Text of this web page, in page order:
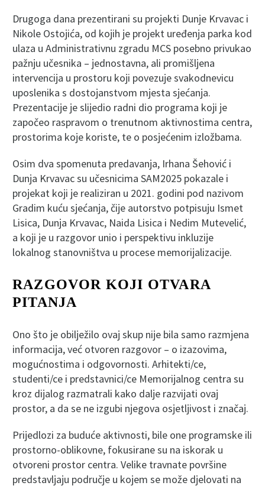
Drugoga dana prezentirani su projekti Dunje Krvavac i
Nikole Ostojića, od kojih je projekt uređenja parka kod
ulaza u Administrativnu zgradu MCS posebno privukao
pažnju učesnika – jednostavna, ali promišljena
intervencija u prostoru koji povezuje svakodnevicu
uposlenika s dostojanstvom mjesta sjećanja.
Prezentacije je slijedio radni dio programa koji je
započeo raspravom o trenutnom aktivnostima centra,
prostorima koje koriste, te o posjećenim izložbama.
Osim dva spomenuta predavanja, Irhana Šehović i
Dunja Krvavac su učesnicima SAM2025 pokazale i
projekat koji je realiziran u 2021. godini pod nazivom
Gradim kuću sjećanja, čije autorstvo potpisuju Ismet
Lisica, Dunja Krvavac, Naida Lisica i Nedim Mutevelić,
a koji je u razgovor unio i perspektivu inkluzije
lokalnog stanovništva u procese memorijalizacije.
RAZGOVOR KOJI OTVARA
PITANJA
Ono što je obilježilo ovaj skup nije bila samo razmjena
informacija, već otvoren razgovor – o izazovima,
mogućnostima i odgovornosti. Arhitekti/ce,
studenti/ce i predstavnici/ce Memorijalnog centra su
kroz dijalog razmatrali kako dalje razvijati ovaj
prostor, a da se ne izgubi njegova osjetljivost i značaj.
Prijedlozi za buduće aktivnosti, bile one programske ili
prostorno-oblikovne, fokusirane su na iskorak u
otvoreni prostor centra. Velike travnate površine
predstavljaju područje u kojem se može djelovati na